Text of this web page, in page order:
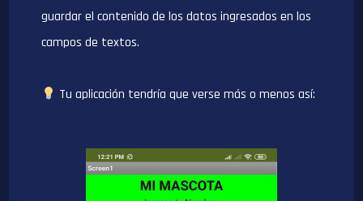
guardar el contenido de los datos ingresados en los
campos de textos.
Tu aplicación tendría que verse más o menos así: